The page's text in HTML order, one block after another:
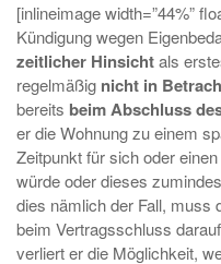
[inlineimage width=”44%”
Kündigung wegen
zeitlicher Hinsichtals
regelmäßig nicht in
bereits beim Abschluss
er die Wohnung zu einem
Zeitpunkt für sich oder
würde oder dieses
dies nämlich der Fall, muss
beim Vertragsschluss
verliert er die Möglichkeit,